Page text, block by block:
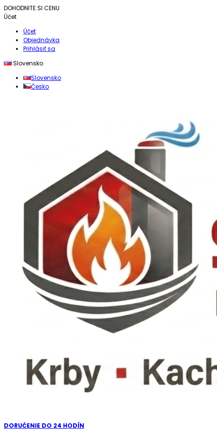
DOHODNITE SI CENU
Účet
Účet
Objednávka
Prihlásiť sa
Slovensko
Slovensko
Česko
DORUČENIE DO 24 HODÍN